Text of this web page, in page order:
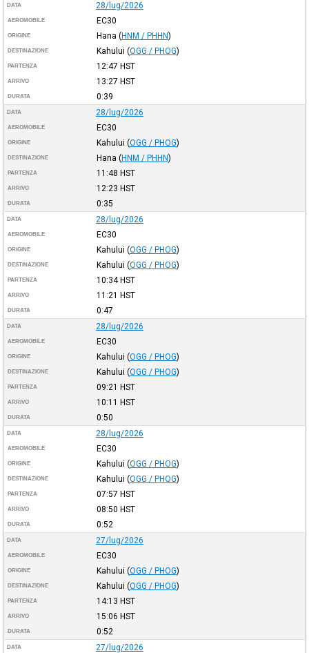
DATA 28/lug/2026
AEROMOBILE EC30
ORIGINE Hana (HNM / PHHN)
DESTINAZIONE Kahului (OGG / PHOG)
PARTENZA 12:47 HST
ARRIVO 13:27 HST
DURATA 0:39
DATA 28/lug/2026
AEROMOBILE EC30
ORIGINE Kahului (OGG / PHOG)
DESTINAZIONE Hana (HNM / PHHN)
PARTENZA 11:48 HST
ARRIVO 12:23 HST
DURATA 0:35
DATA 28/lug/2026
AEROMOBILE EC30
ORIGINE Kahului (OGG / PHOG)
DESTINAZIONE Kahului (OGG / PHOG)
PARTENZA 10:34HST
ARRIVO 11:21 HST
DURATA 0:47
DATA 28/lug/2026
AEROMOBILE EC30
ORIGINE Kahului (OGG / PHOG)
DESTINAZIONE Kahului (OGG / PHOG)
PARTENZA 09:21 HST
ARRIVO 10:11 HST
DURATA 0:50
DATA 28/lug/2026
AEROMOBILE EC30
ORIGINE Kahului (OGG / PHOG)
DESTINAZIONE Kahului (OGG / PHOG)
PARTENZA 07:57 HST
ARRIVO 08:50 HST
DURATA 0:52
DATA 27/lug/2026
AEROMOBILE EC30
ORIGINE Kahului (OGG / PHOG)
DESTINAZIONE Kahului (OGG / PHOG)
PARTENZA 14:13 HST
ARRIVO 15:06 HST
DURATA 0:52
DATA 27/lug/2026